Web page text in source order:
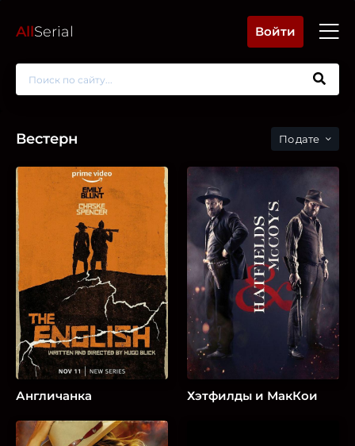
AllSerial Войти
Вестерн дате
Англичанка Хэтфилды и МакКои